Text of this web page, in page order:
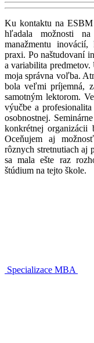
Ku kontaktu na
hľadala možnosti
manažmentu
praxi. Po naštudovaní
a variabilita
moja správna voľba.
bola veľmi príjemná,
samotným lektorom.
výučbe a
osobnostnej.
konkrétnej organizácii
Oceňujem aj
rôznych stretnutiach aj
sa mala ešte raz
štúdium na tejto škole.
Specializace MBA